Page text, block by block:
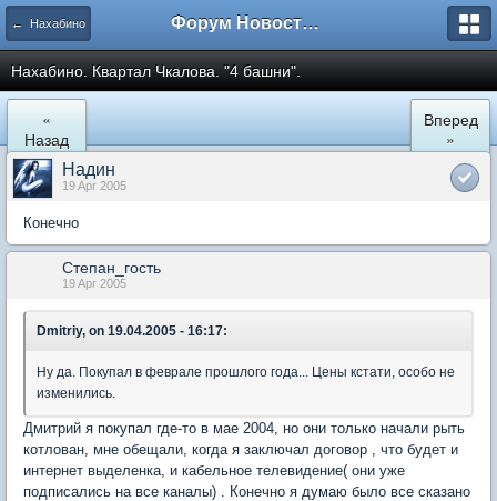
← Нахабино Форум Новостройки
Нахабино. Квартал Чкалова. "4 башни".
«
Назад
Вперед
»
Надин
19 Apr 2005
Конечно
Степан_гость
19 Apr 2005
Dmitriy, on 19.04.2005 - 16:17:
Ну да. Покупал в феврале прошлого года... Цены кстати, особо не
изменились.
Дмитрий я покупал где-то в мае 2004, но они только начали рыть
котлован, мне обещали, когда я заключал договор , что будет и
интернет выделенка, и кабельное телевидение( они уже
подписались на все каналы) . Конечно я думаю было все сказано